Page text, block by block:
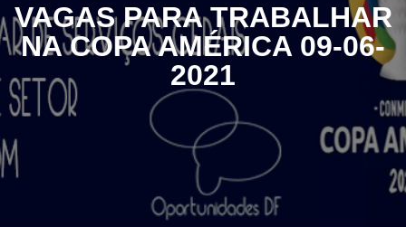
VAGAS PARA TRABALHAR
NA COPA AMÉRICA 09-06-
2021